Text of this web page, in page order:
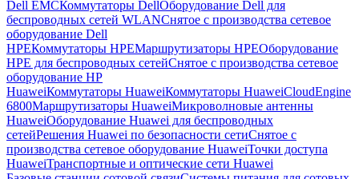
Dell EMCКоммутаторы DellОборудование Dell для
беспроводных сетей WLANСнятое с производства сетевое
оборудование Dell
HPEКоммутаторы HPEМаршрутизаторы HPEОборудование
HPE для беспроводных сетейСнятое с производства сетевое
оборудование HP
HuaweiКоммутаторы HuaweiКоммутаторы HuaweiCloudEngine
6800Маршрутизаторы HuaweiМикроволновые антенны
HuaweiОборудование Huawei для беспроводных
сетейРешения Huawei по безопасности сетиСнятое с
производства сетевое оборудование HuaweiТочки доступа
HuaweiТранспортные и оптические сети Huawei